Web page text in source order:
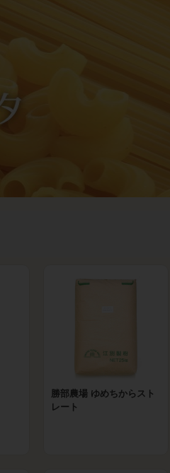
勝部農場 ゆめちからスト
レート